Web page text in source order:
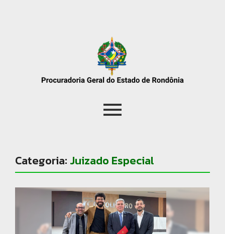
Categoria: Juizado Especial